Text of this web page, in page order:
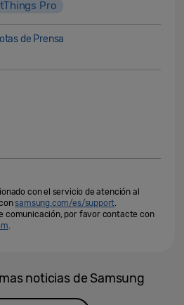
Pro
de Prensa
con el servicio de atención al
samsung.com/es/support.
comunicación, por favor contacte con
.
noticias de Samsung